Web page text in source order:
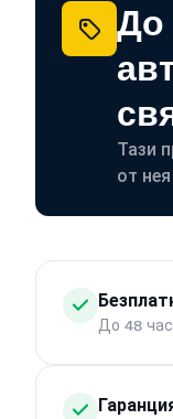
До
Тази
от
До 48